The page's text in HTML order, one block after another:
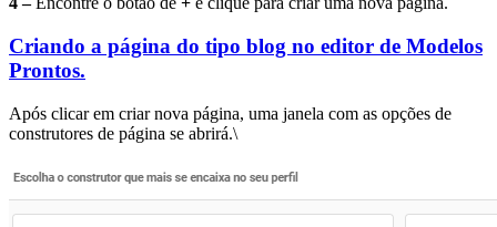
Criando a página do tipo blog no editor de Modelos
Prontos.
Após clicar em criar nova página, uma janela com as opções de
construtores de página se abrirá.\